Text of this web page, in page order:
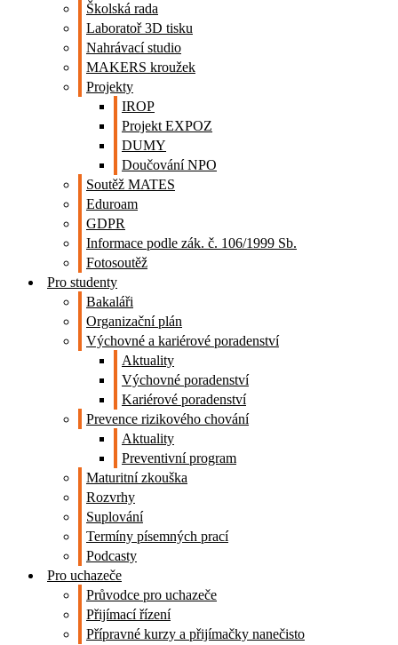
Školská rada
Laboratoř 3D tisku
Nahrávací studio
MAKERS kroužek
Projekty
IROP
Projekt EXPOZ
DUMY
Doučování NPO
Soutěž MATES
Eduroam
GDPR
Informace podle zák. č. 106/1999 Sb.
Fotosoutěž
Pro studenty
Bakaláři
Organizační plán
Výchovné a kariérové poradenství
Aktuality
Výchovné poradenství
Kariérové poradenství
Prevence rizikového chování
Aktuality
Preventivní program
Maturitní zkouška
Rozvrhy
Suplování
Termíny písemných prací
Podcasty
Pro uchazeče
Průvodce pro uchazeče
Přijímací řízení
Přípravné kurzy a přijímačky nanečisto